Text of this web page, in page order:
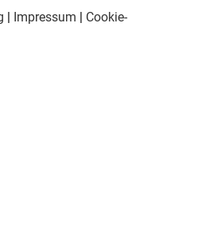
| Impressum | Cookie-